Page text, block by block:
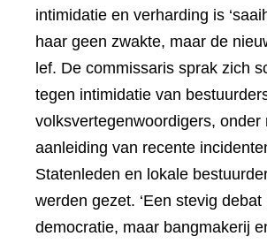
intimidatie en verharding is
haar geen zwakte, maar de
lef. De commissaris sprak zich
tegen intimidatie van
volksvertegenwoordigers, onder
aanleiding van recente
Statenleden en lokale
werden gezet. ‘Een stevig
democratie, maar bangmakerij